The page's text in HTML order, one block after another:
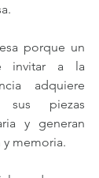
porque un
invitar a la
adquiere
sus piezas
y generan
memoria.